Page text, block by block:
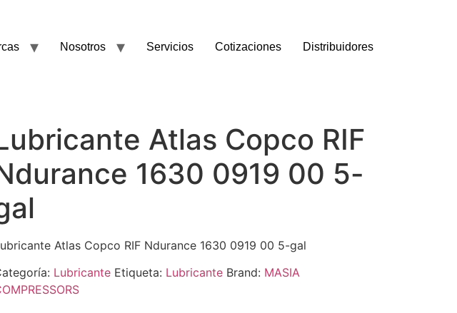
Nosotros Servicios Cotizaciones Distribuidores
Atlas Copco RIF
1630 0919 00 5-
Atlas Copco RIF Ndurance 1630 0919 00 5-gal
Lubricante Etiqueta: Lubricante Brand: MASIA